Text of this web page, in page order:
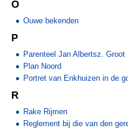
O
Ouwe bekenden
P
Parenteel Jan Albertsz. Groot
Plan Noord
Portret van Enkhuizen in de
R
Rake Rijmen
Reglement bij die van den